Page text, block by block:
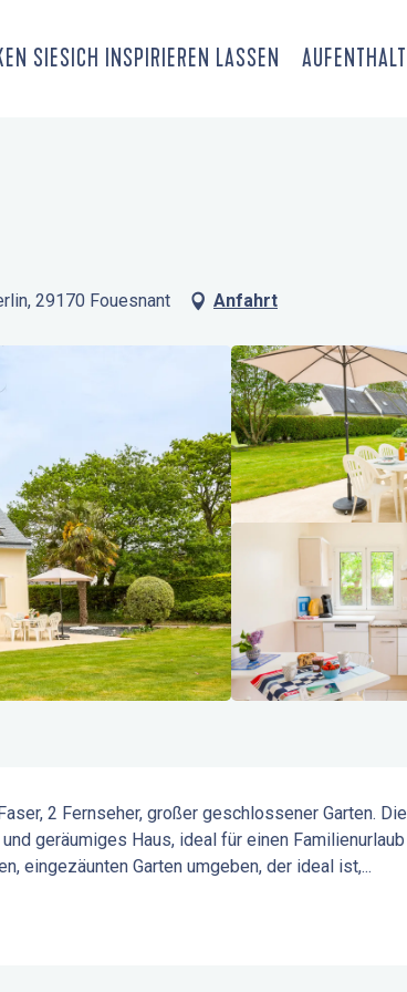
SIESICH INSPIRIEREN LASSEN AUFENTHALT
29170 Fouesnant Anfahrt
2 Fernseher, großer geschlossener Garten. Die
geräumiges Haus, ideal für einen Familienurlaub
eingezäunten Garten umgeben, der ideal ist,...